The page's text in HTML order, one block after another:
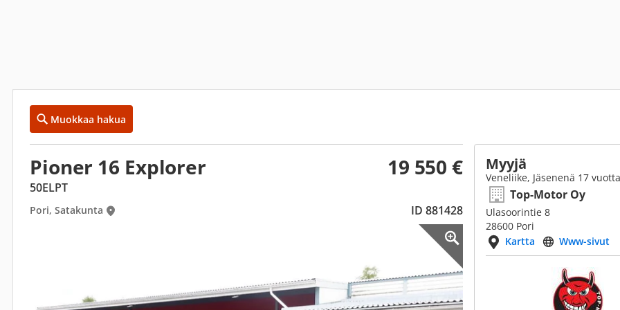
Muokkaa hakua
Pioner 16 Explorer 19 550 €
50ELPT
Pori, Satakunta ID 881428
Myyjä
Veneliike, Jäsenenä 17 vuotta
Top-Motor Oy
Ulasoorintie 8
28600 Pori
Kartta
Www-sivut